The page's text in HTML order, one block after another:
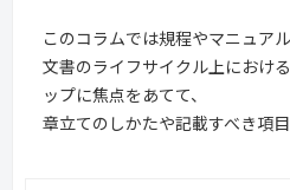
このコラムでは規程やマニュアル
文書のライフサイクル上におけ
ップに焦点をあてて、
章立てのしかたや記載すべき項